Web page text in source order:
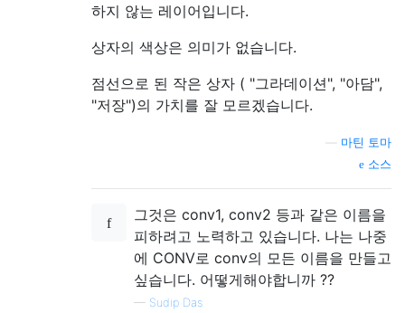
하지 않는 레이어입니다.
상자의 색상은 의미가 없습니다.
점선으로 된 작은 상자 ( "그라데이션", "아담",
"저장")의 가치를 잘 모르겠습니다.
마틴 토마
소스
그것은 conv1, conv2 등과 같은 이름을
피하려고 노력하고 있습니다. 나는 나중
에 CONV로 conv의 모든 이름을 만들고
싶습니다. 어떻게해야합니까 ??
— Sudip Das